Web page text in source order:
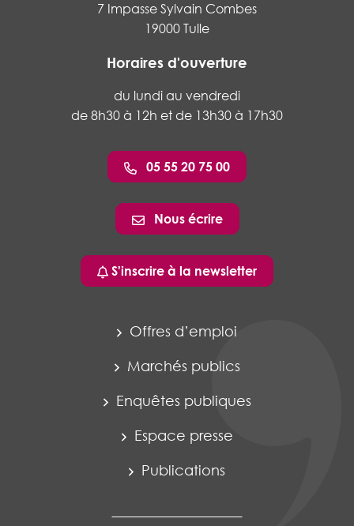
7 Impasse Sylvain Combes
19000 Tulle
Horaires d'ouverture
du lundi au vendredi
de 8h30 à 12h et de 13h30 à 17h30
05 55 20 75 00
Nous écrire
S'inscrire à la newsletter
Offres d’emploi
Marchés publics
Enquêtes publiques
Espace presse
Publications